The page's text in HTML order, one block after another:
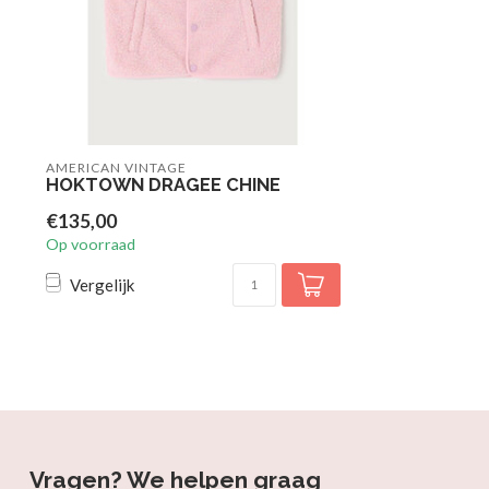
AMERICAN VINTAGE
HOKTOWN DRAGEE CHINE
€135,00
Op voorraad
Vergelijk
Vragen? We helpen graag